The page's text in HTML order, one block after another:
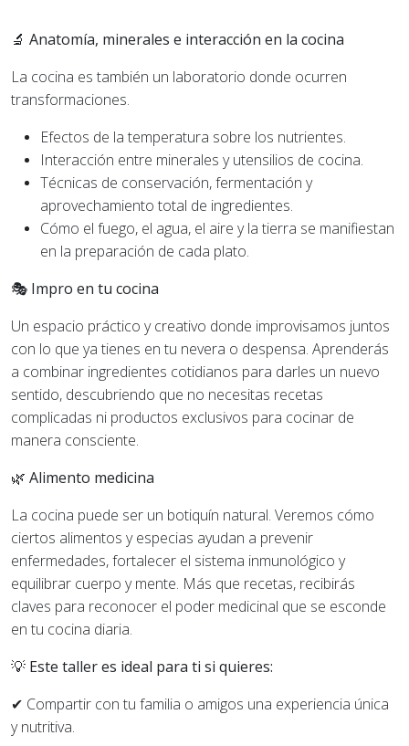
🔬 Anatomía, minerales e interacción en la cocina
La cocina es también un laboratorio donde ocurren
transformaciones.
Efectos de la temperatura sobre los nutrientes.
Interacción entre minerales y utensilios de cocina.
Técnicas de conservación, fermentación y
aprovechamiento total de ingredientes.
Cómo el fuego, el agua, el aire y la tierra se manifiestan
en la preparación de cada plato.
🎭 Impro en tu cocina
Un espacio práctico y creativo donde improvisamos juntos
con lo que ya tienes en tu nevera o despensa. Aprenderás
a combinar ingredientes cotidianos para darles un nuevo
sentido, descubriendo que no necesitas recetas
complicadas ni productos exclusivos para cocinar de
manera consciente.
🌿 Alimento medicina
La cocina puede ser un botiquín natural. Veremos cómo
ciertos alimentos y especias ayudan a prevenir
enfermedades, fortalecer el sistema inmunológico y
equilibrar cuerpo y mente. Más que recetas, recibirás
claves para reconocer el poder medicinal que se esconde
en tu cocina diaria.
💡 Este taller es ideal para ti si quieres:
✔ Compartir con tu familia o amigos una experiencia única
y nutritiva.